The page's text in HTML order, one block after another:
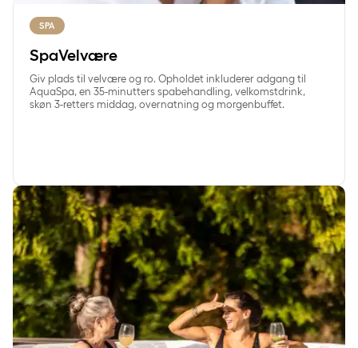
SPA
SpaVelvære
Giv plads til velvære og ro. Opholdet inkluderer adgang til
AquaSpa, en 35-minutters spabehandling, velkomstdrink,
skøn 3-retters middag, overnatning og morgenbuffet.
SpaGastro